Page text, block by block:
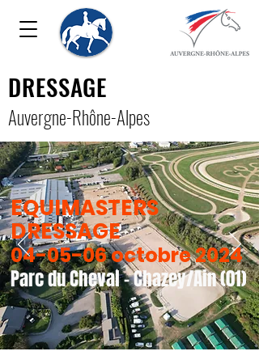
DRESSAGE
Auvergne-Rhône-Alpes
EQUIMASTERS
DRESSAGE
04-05-06 octobre 2024
Parc du Cheval - Chazey/Ain (01)